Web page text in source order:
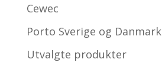
Cewec
Porto Sverige og Danmark
Utvalgte produkter